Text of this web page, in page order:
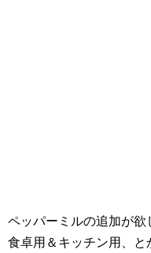
ペッパーミルの追加が欲
食卓用＆キッチン用、と